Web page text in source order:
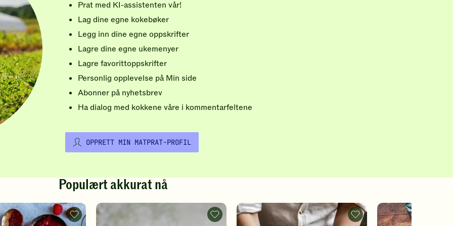
Prat med KI-assistenten vår!
Lag dine egne kokebøker
Legg inn dine egne oppskrifter
Lagre dine egne ukemenyer
Lagre favorittoppskrifter
Personlig opplevelse på Min side
Abonner på nyhetsbrev
Ha dialog med kokkene våre i kommentarfeltene
OPPRETT MIN MATPRAT-PROFIL
Populært akkurat nå
Vafler
Ripsgelé
Pizzadeig